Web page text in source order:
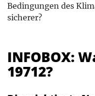
Bedingungen des
sicherer?
INFOBOX:
19712?